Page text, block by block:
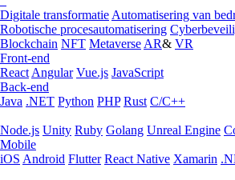
Digitale transformatie Automatisering van
Robotische procesautomatisering
Blockchain NFT Metaverse AR& VR
Front-end
React Angular Vue.js JavaScript
Back-end
Java .NET Python PHP Rust C/C++
Node.js Unity Ruby Golang Unreal Engine
Mobile
iOS Android Flutter React Native Xamarin